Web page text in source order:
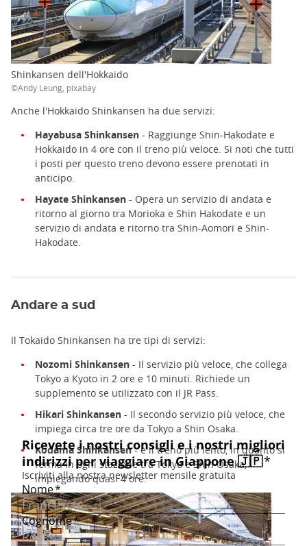
Shinkansen dell'Hokkaido
©Andy Leung, pixabay
Anche l'Hokkaido Shinkansen ha due servizi:
Hayabusa Shinkansen - Raggiunge Shin-Hakodate e
Hokkaido in 4 ore con il treno più veloce. Si noti che tutti
i posti per questo treno devono essere prenotati in
anticipo.
Hayate Shinkansen - Opera un servizio di andata e
ritorno al giorno tra Morioka e Shin Hakodate e un
servizio di andata e ritorno tra Shin-Aomori e Shin-
Hakodate.
Andare a sud
Il Tokaido Shinkansen ha tre tipi di servizi:
Nozomi Shinkansen - Il servizio più veloce, che collega
Tokyo a Kyoto in 2 ore e 10 minuti. Richiede un
supplemento se utilizzato con il JR Pass.
Hikari Shinkansen - Il secondo servizio più veloce, che
impiega circa tre ore da Tokyo a Shin Osaka.
Kodama Shinkansen- è il treno più lento, in quanto si
ferma in ogni stazione tra Tokyo e Shin Osaka,
impiegando quasi 4 ore.